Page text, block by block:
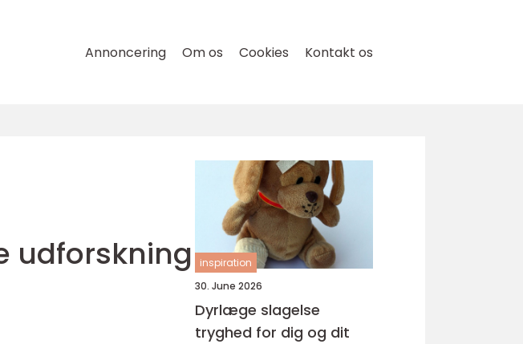
Annoncering Om os Cookies Kontakt os
udforskning
inspiration
30. June 2026
Dyrlæge slagelse
tryghed for dig og dit